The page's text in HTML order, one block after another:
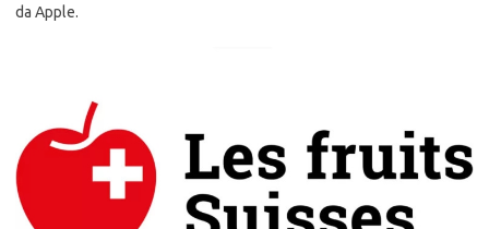
da Apple.